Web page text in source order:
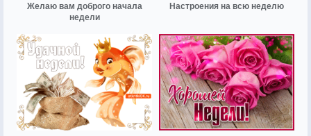
Желаю вам доброго начала
недели
Настроения на всю неделю